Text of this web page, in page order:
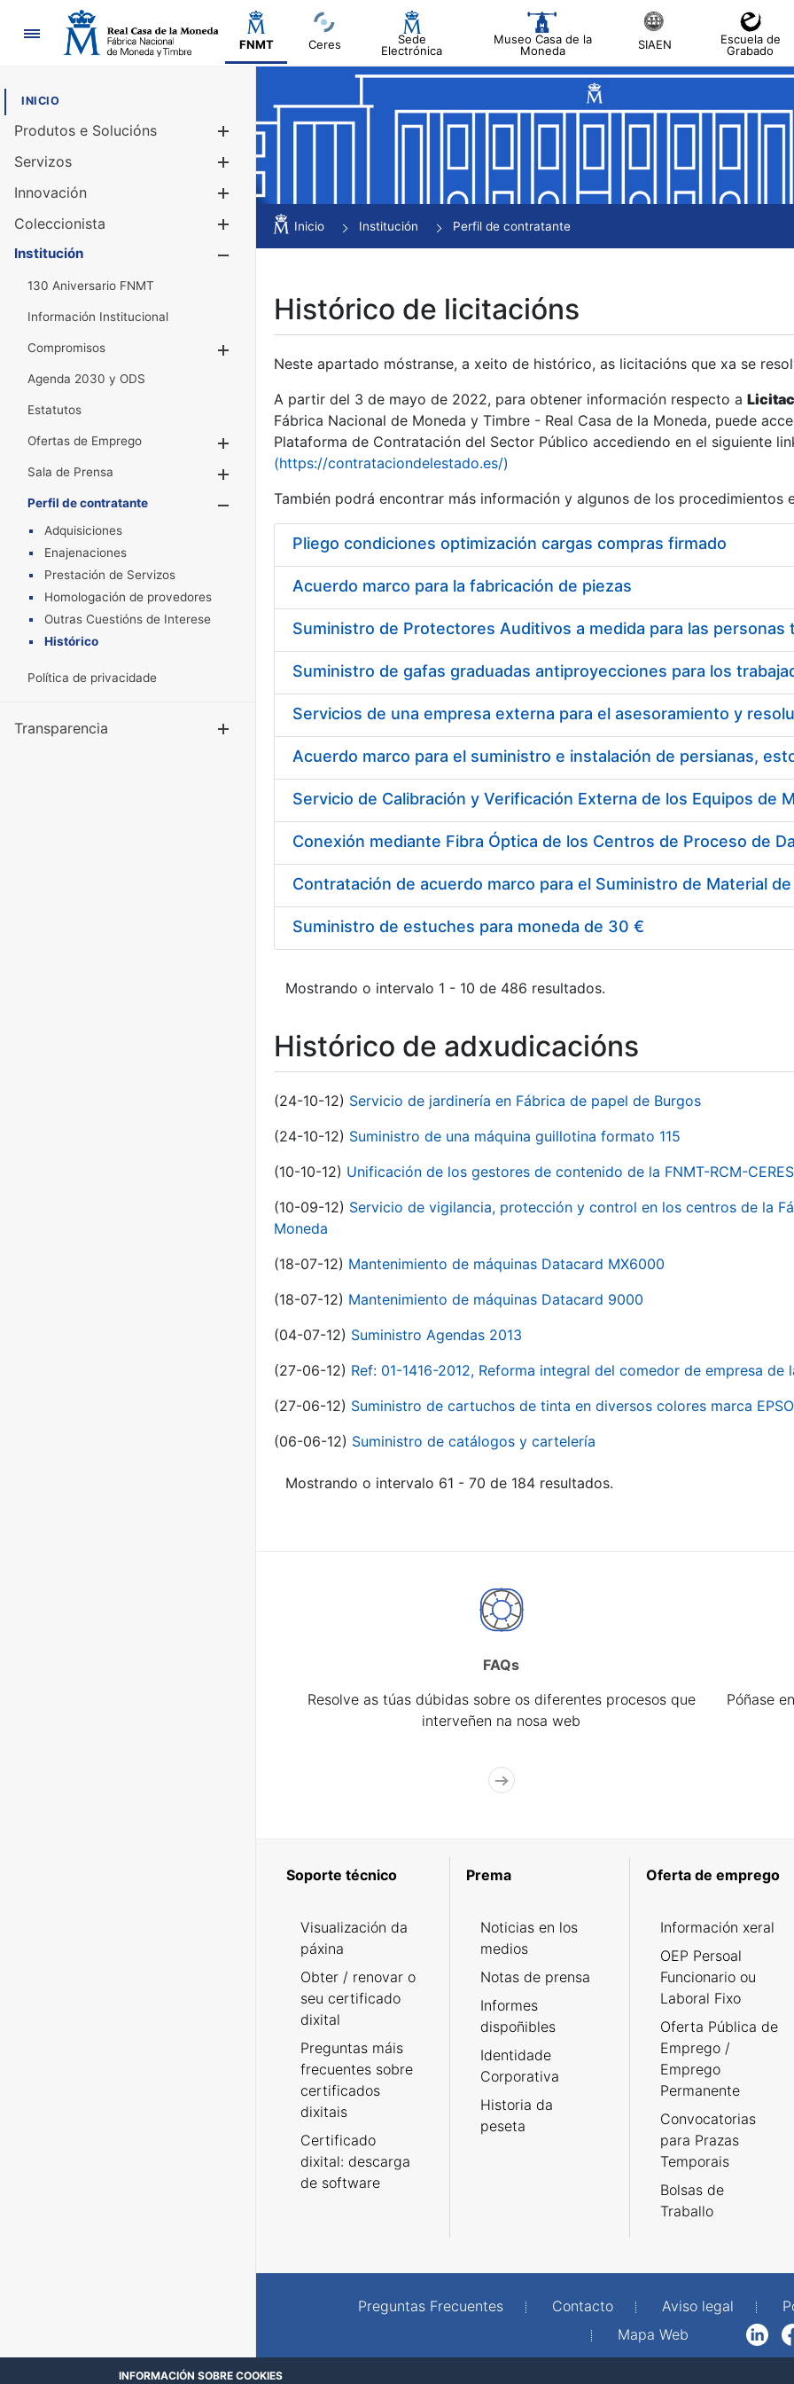
Navegación
FNMT Ceres
Sede
Electrónica
Museo Casa de la
Moneda
SIAEN
Escuela de
Grabado
INICIO
Produtos e Solucións
Mostrar/Ocultar
Servizos
Innovación
Coleccionista
Mostrar/Ocultar
Institución
130 Aniversario FNMT
Información Institucional
Compromisos
Agenda 2030 y ODS
Estatutos
Ofertas de Emprego
Mostrar/Ocultar
Sala de Prensa
Mostrar/Ocultar
Perfil de contratante
Mostrar/Ocultar
Adquisiciones
Enajenaciones
Prestación de Servizos
Homologación de provedores
Outras Cuestións de Interese
Histórico
Política de privacidade
Transparencia
Inicio Institución Perfil de contratante
Histórico de licitacións
Neste apartado móstranse, a xeito de histórico, as licitacións que xa se
A partir del 3 de mayo de 2022, para obtener información respecto a
Fábrica Nacional de Moneda y Timbre - Real Casa de la Moneda, puede
Plataforma de Contratación del Sector Público accediendo en el siguiente
(https://contrataciondelestado.es/)
También podrá encontrar más información y algunos de los procedimientos
Pliego condiciones optimización cargas compras firmado
Acuerdo marco para la fabricación de piezas
Acuerdo marco para el suministro e instalación de persianas,
Suministro de estuches para moneda de 30 €
Mostrando o intervalo 1 - 10 de 486 resultados.
Histórico de adxudicacións
(24-10-12) Servicio de jardinería en Fábrica de papel de Burgos
(24-10-12) Suministro de una máquina guillotina formato 115
(10-10-12) Unificación de los gestores de contenido de la FNMT-RCM-CERES
(10-09-12) Servicio de vigilancia, protección y control en los centros de la
Moneda
(18-07-12) Mantenimiento de máquinas Datacard MX6000
(18-07-12) Mantenimiento de máquinas Datacard 9000
(04-07-12) Suministro Agendas 2013
(27-06-12) Ref: 01-1416-2012, Reforma integral del comedor de empresa de
(27-06-12) Suministro de cartuchos de tinta en diversos colores marca
(06-06-12) Suministro de catálogos y cartelería
Mostrando o intervalo 61 - 70 de 184 resultados.
FAQs
Resolve as túas dúbidas sobre os diferentes procesos que
interveñen na nosa web
Póñase
Soporte técnico
Visualización da
páxina
Obter / renovar o
seu certificado
dixital
Preguntas máis
frecuentes sobre
certificados
dixitais
Certificado
dixital: descarga
de software
Prema
Noticias en los
medios
Notas de prensa
Informes
dispoñibles
Identidade
Corporativa
Historia da
peseta
Oferta de emprego
Información xeral
OEP Persoal
Funcionario ou
Laboral Fixo
Oferta Pública de
Emprego /
Emprego
Permanente
Convocatorias
para Prazas
Temporais
Bolsas de
Traballo
Preguntas Frecuentes Contacto Aviso legal
Mapa Web
LinkedInFacebook
INFORMACIÓN SOBRE COOKIES